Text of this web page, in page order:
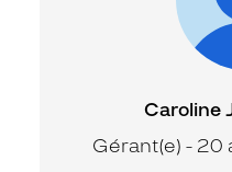
Caroline
Gérant(e) - 20